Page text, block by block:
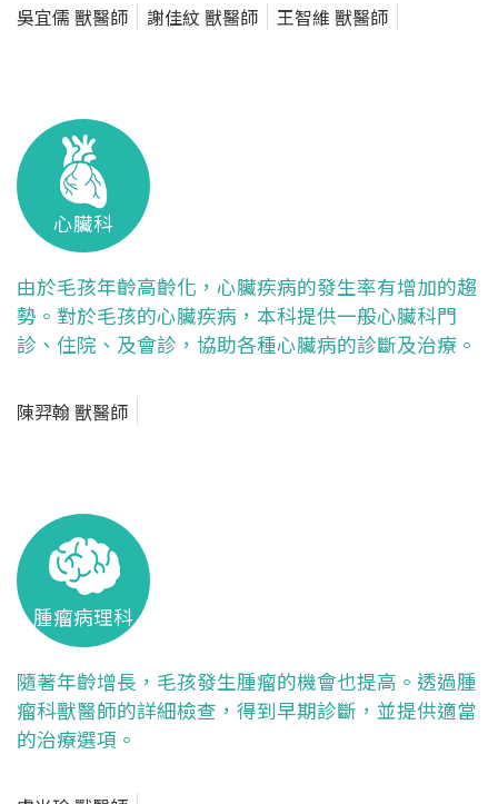
吳宜儒 獸醫師 謝佳紋 獸醫師 王智維 獸醫師
心臟科
由於毛孩年齡高齡化，心臟疾病的發生率有增加的趨
勢。對於毛孩的心臟疾病，本科提供一般心臟科門
診、住院、及會診，協助各種心臟病的診斷及治療。
陳羿翰 獸醫師
腫瘤病理科
隨著年齡增長，毛孩發生腫瘤的機會也提高。透過腫
瘤科獸醫師的詳細檢查，得到早期診斷，並提供適當
的治療選項。